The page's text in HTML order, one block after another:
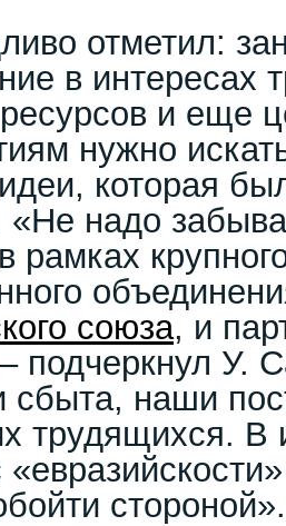
отметил:
в интересах
и еще
нужно
которая
«Не надо
рамках
союза, и
подчеркнул У.
сбыта, наши
трудящихся. В
стороной».